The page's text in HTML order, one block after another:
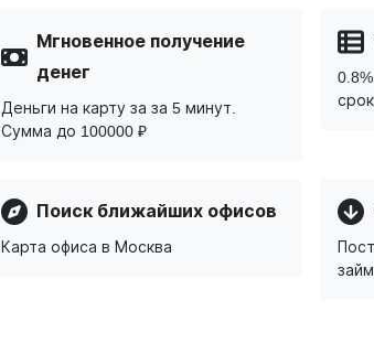
Мгновенное получение
денег
Деньги на карту за за 5 минут.
Сумма до 100000 ₽
Поиск ближайших офисов
Карта офиса в Москва